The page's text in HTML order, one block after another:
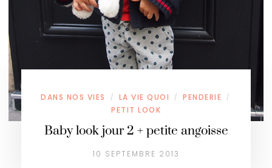
DANS NOS VIES / LA VIE QUOI / PENDERIE /
PETIT LOOK
Baby look jour 2 + petite angoisse
10 SEPTEMBRE 2013